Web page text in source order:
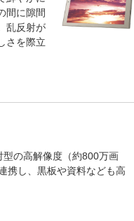
間に隙間
乱反射が
さを際立
の高解像度（約800万画
携し、黒板や資料なども高